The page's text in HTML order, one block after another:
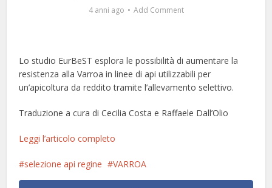
4 anni ago Add Comment
Lo studio EurBeST esplora le possibilità di aumentare la
resistenza alla Varroa in linee di api utilizzabili per
un’apicoltura da reddito tramite l’allevamento selettivo.
Traduzione a cura di Cecilia Costa e Raffaele Dall’Olio
Leggi l’articolo completo
selezione api regine VARROA